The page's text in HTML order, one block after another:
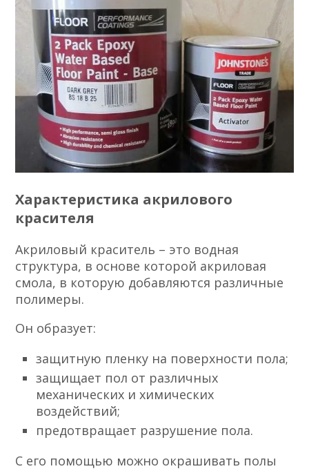
Характеристика акрилового
красителя
Акриловый краситель – это водная
структура, в основе которой акриловая
смола, в которую добавляются различные
полимеры.
Он образует:
защитную пленку на поверхности пола;
защищает пол от различных
механических и химических
воздействий;
предотвращает разрушение пола.
С его помощью можно окрашивать полы